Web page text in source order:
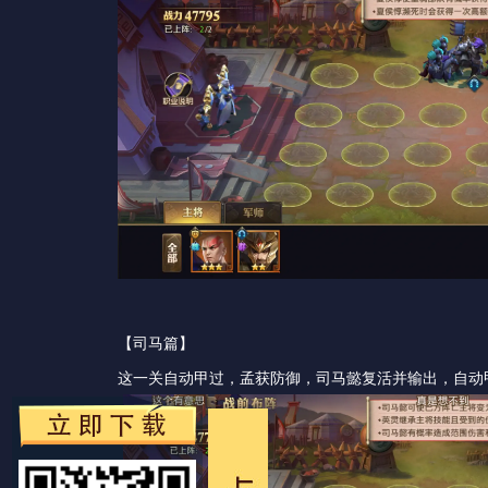
【司马篇】
这一关自动甲过，孟获防御，司马懿复活并输出，自动